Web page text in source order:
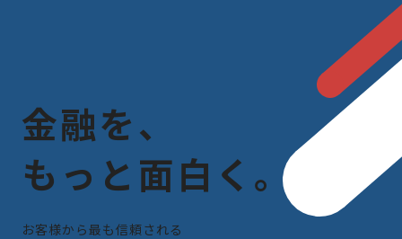
金融を、
も っ と 面白 く 。
お客様か ら最も信頼さ れる